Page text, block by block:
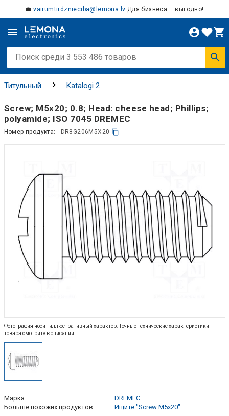
💼vairumtirdznieciba@lemona.lv Для бизнеса – выгодно!
Титульный Katalogi 2
Screw; M5x20; 0.8; Head: cheese head; Phillips;
polyamide; ISO 7045 DREMEC
Номер продукта: DR8G206M5X20
Фотография носит иллюстративный характер. Точные технические характеристики
товара смотрите в описании.
Марка
DREMEC
Больше похожих продуктов
Ищите "Screw M5x20"